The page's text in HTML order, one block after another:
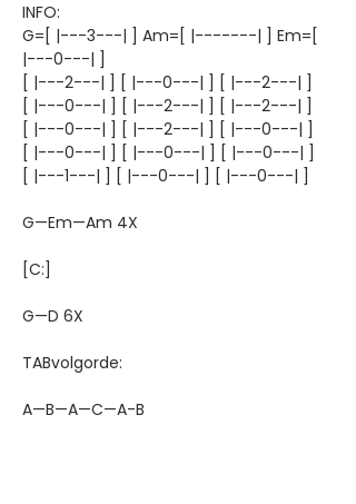
INFO:
G=[ |---3---| ] Am=[ |-------| ] Em=[
|---0---| ]
[ |---2---| ] [ |---0---| ] [ |---2---| ]
[ |---0---| ] [ |---2---| ] [ |---2---| ]
[ |---0---| ] [ |---2---| ] [ |---0---| ]
[ |---0---| ] [ |---0---| ] [ |---0---| ]
[ |---1---| ] [ |---0---| ] [ |---0---| ]
G—Em—Am 4X
[C:]
G—D 6X
TABvolgorde:
A—B—A—C—A-B